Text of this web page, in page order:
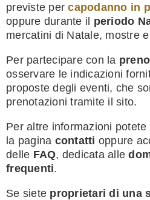
previste percapodanno in
oppure durante il periodo
mercatini di Natale, mostre
Per partecipare con la
osservare le indicazioni
proposte degli eventi, che
prenotazioni tramite il sito.
Per altre informazioni
la pagina contatti oppure
delle FAQ, dedicata alle
frequenti.
Se siete proprietari di una